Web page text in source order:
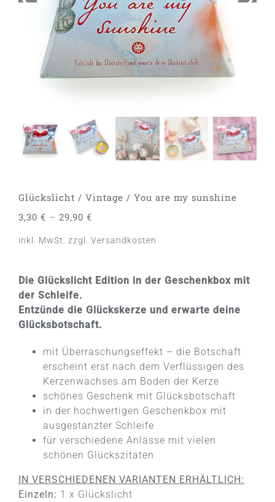
Glückslicht / Vintage / You are my sunshine
3,30 € – 29,90 €
inkl. MwSt. zzgl. Versandkosten
Die Glückslicht Edition in der Geschenkbox mit
der Schleife.
Entzünde die Glückskerze und erwarte deine
Glücksbotschaft.
mit Überraschungseffekt – die Botschaft
erscheint erst nach dem Verflüssigen des
Kerzenwachses am Boden der Kerze
schönes Geschenk mit Glücksbotschaft
in der hochwertigen Geschenkbox mit
ausgestanzter Schleife
für verschiedene Anlässe mit vielen
schönen Glückszitaten
IN VERSCHIEDENEN VARIANTEN ERHÄLTLICH:
Einzeln: 1 x Glückslicht